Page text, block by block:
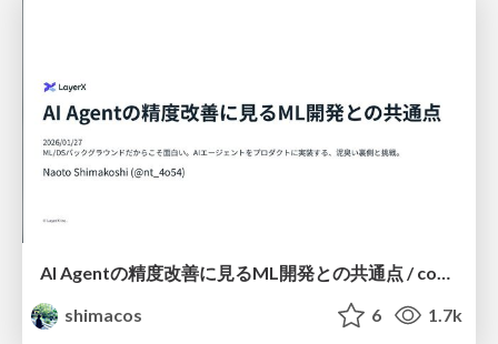
AI Agentの精度改善に見るML開発との共通点 / commonalities in accuracy improvements in agentic era
shimacos
6 1.7k